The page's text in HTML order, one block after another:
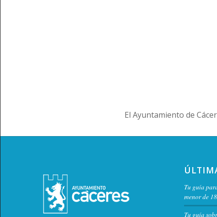
El Ayuntamiento de
Tu guía
menor de
Tu guía